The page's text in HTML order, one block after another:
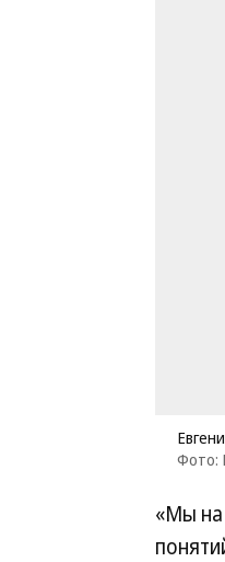
Фото:
«Мы на